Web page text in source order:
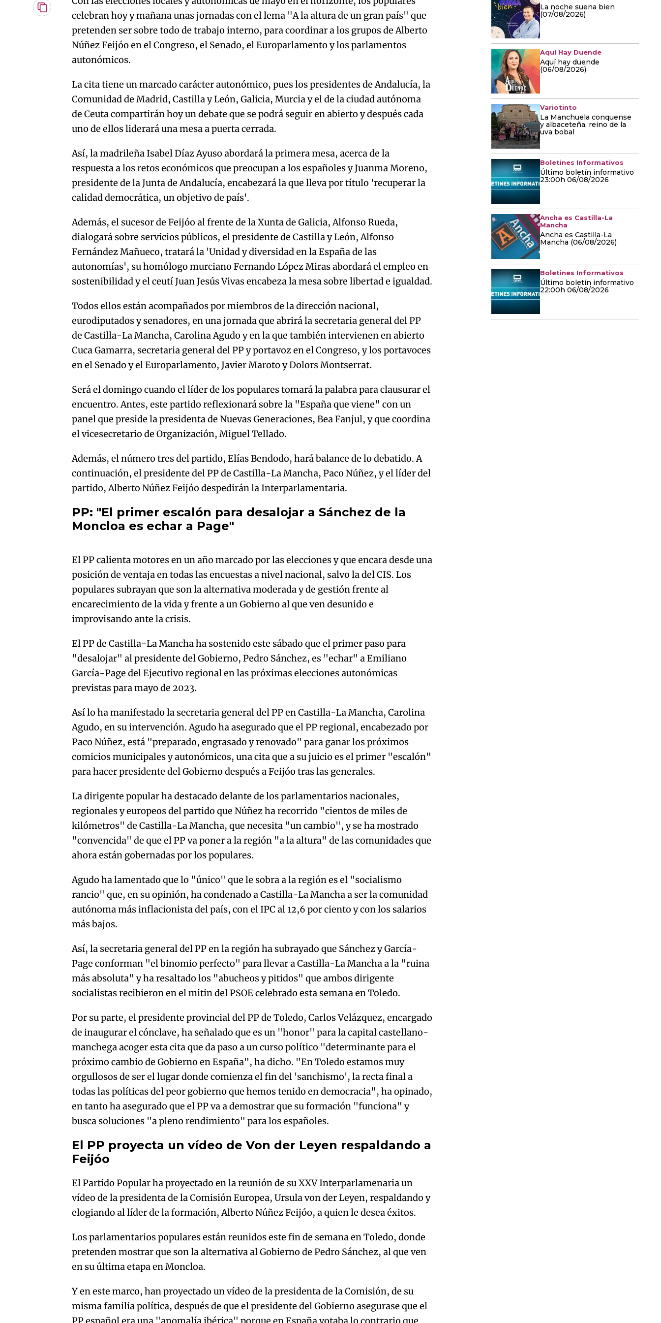
Copiar
artículo
celebran hoy y mañana unas jornadas con el lema "A la altura de un gran país" que
pretenden ser sobre todo de trabajo interno, para coordinar a los grupos de Alberto
Núñez Feijóo en el Congreso, el Senado, el Europarlamento y los parlamentos
autonómicos.
La cita tiene un marcado carácter autonómico, pues los presidentes de Andalucía, la
Comunidad de Madrid, Castilla y León, Galicia, Murcia y el de la ciudad autónoma
de Ceuta compartirán hoy un debate que se podrá seguir en abierto y después cada
uno de ellos liderará una mesa a puerta cerrada.
Así, la madrileña Isabel Díaz Ayuso abordará la primera mesa, acerca de la
respuesta a los retos económicos que preocupan a los españoles y Juanma Moreno,
presidente de la Junta de Andalucía, encabezará la que lleva por título 'recuperar la
calidad democrática, un objetivo de país'.
Además, el sucesor de Feijóo al frente de la Xunta de Galicia, Alfonso Rueda,
dialogará sobre servicios públicos, el presidente de Castilla y León, Alfonso
Fernández Mañueco, tratará la 'Unidad y diversidad en la España de las
autonomías', su homólogo murciano Fernando López Miras abordará el empleo en
sostenibilidad y el ceutí Juan Jesús Vivas encabeza la mesa sobre libertad e igualdad.
Todos ellos están acompañados por miembros de la dirección nacional,
eurodiputados y senadores, en una jornada que abrirá la secretaria general del PP
de Castilla-La Mancha, Carolina Agudo y en la que también intervienen en abierto
Cuca Gamarra, secretaria general del PP y portavoz en el Congreso, y los portavoces
en el Senado y el Europarlamento, Javier Maroto y Dolors Montserrat.
Será el domingo cuando el líder de los populares tomará la palabra para clausurar el
encuentro. Antes, este partido reflexionará sobre la "España que viene" con un
panel que preside la presidenta de Nuevas Generaciones, Bea Fanjul, y que coordina
el vicesecretario de Organización, Miguel Tellado.
Además, el número tres del partido, Elías Bendodo, hará balance de lo debatido. A
continuación, el presidente del PP de Castilla-La Mancha, Paco Núñez, y el líder del
partido, Alberto Núñez Feijóo despedirán la Interparlamentaria.
PP: "El primer escalón para desalojar a Sánchez de la
Moncloa es echar a Page"Algo salió mal.
Try again
El PP calienta motores en un año marcado por las elecciones y que encara desde una
posición de ventaja en todas las encuestas a nivel nacional, salvo la del CIS. Los
populares subrayan que son la alternativa moderada y de gestión frente al
encarecimiento de la vida y frente a un Gobierno al que ven desunido e
improvisando ante la crisis.
El PP de Castilla-La Mancha ha sostenido este sábado que el primer paso para
"desalojar" al presidente del Gobierno, Pedro Sánchez, es "echar" a Emiliano
García-Page del Ejecutivo regional en las próximas elecciones autonómicas
previstas para mayo de 2023.
Así lo ha manifestado la secretaria general del PP en Castilla-La Mancha, Carolina
Agudo, en su intervención. Agudo ha asegurado que el PP regional, encabezado por
Paco Núñez, está "preparado, engrasado y renovado" para ganar los próximos
comicios municipales y autonómicos, una cita que a su juicio es el primer "escalón"
para hacer presidente del Gobierno después a Feijóo tras las generales.
La dirigente popular ha destacado delante de los parlamentarios nacionales,
regionales y europeos del partido que Núñez ha recorrido "cientos de miles de
kilómetros" de Castilla-La Mancha, que necesita "un cambio", y se ha mostrado
"convencida" de que el PP va poner a la región "a la altura" de las comunidades que
ahora están gobernadas por los populares.
Agudo ha lamentado que lo "único" que le sobra a la región es el "socialismo
rancio" que, en su opinión, ha condenado a Castilla-La Mancha a ser la comunidad
autónoma más inflacionista del país, con el IPC al 12,6 por ciento y con los salarios
más bajos.
Así, la secretaria general del PP en la región ha subrayado que Sánchez y García-
Page conforman "el binomio perfecto" para llevar a Castilla-La Mancha a la "ruina
más absoluta" y ha resaltado los "abucheos y pitidos" que ambos dirigente
socialistas recibieron en el mitin del PSOE celebrado esta semana en Toledo.
Por su parte, el presidente provincial del PP de Toledo, Carlos Velázquez, encargado
de inaugurar el cónclave, ha señalado que es un "honor" para la capital castellano-
manchega acoger esta cita que da paso a un curso político "determinante para el
próximo cambio de Gobierno en España", ha dicho. "En Toledo estamos muy
orgullosos de ser el lugar donde comienza el fin del 'sanchismo', la recta final a
todas las políticas del peor gobierno que hemos tenido en democracia", ha opinado,
en tanto ha asegurado que el PP va a demostrar que su formación "funciona" y
busca soluciones "a pleno rendimiento" para los españoles.
El PP proyecta un vídeo de Von der Leyen respaldando a
Feijóo
El Partido Popular ha proyectado en la reunión de su XXV Interparlamenaria un
vídeo de la presidenta de la Comisión Europea, Ursula von der Leyen, respaldando y
elogiando al líder de la formación, Alberto Núñez Feijóo, a quien le desea éxitos.
Los parlamentarios populares están reunidos este fin de semana en Toledo, donde
pretenden mostrar que son la alternativa al Gobierno de Pedro Sánchez, al que ven
en su última etapa en Moncloa.
Y en este marco, han proyectado un vídeo de la presidenta de la Comisión, de su
misma familia política, después de que el presidente del Gobierno asegurase que el
La noche suena bien
(07/08/2026)
Aquí Hay Duende
Aquí hay duende
(06/08/2026)
Variotinto
La Manchuela conquense
y albaceteña, reino de la
uva bobal
Boletines Informativos
Último boletín informativo
23:00h 06/08/2026
Ancha es Castilla-La
Mancha
Ancha es Castilla-La
Mancha (06/08/2026)
Boletines Informativos
Último boletín informativo
22:00h 06/08/2026